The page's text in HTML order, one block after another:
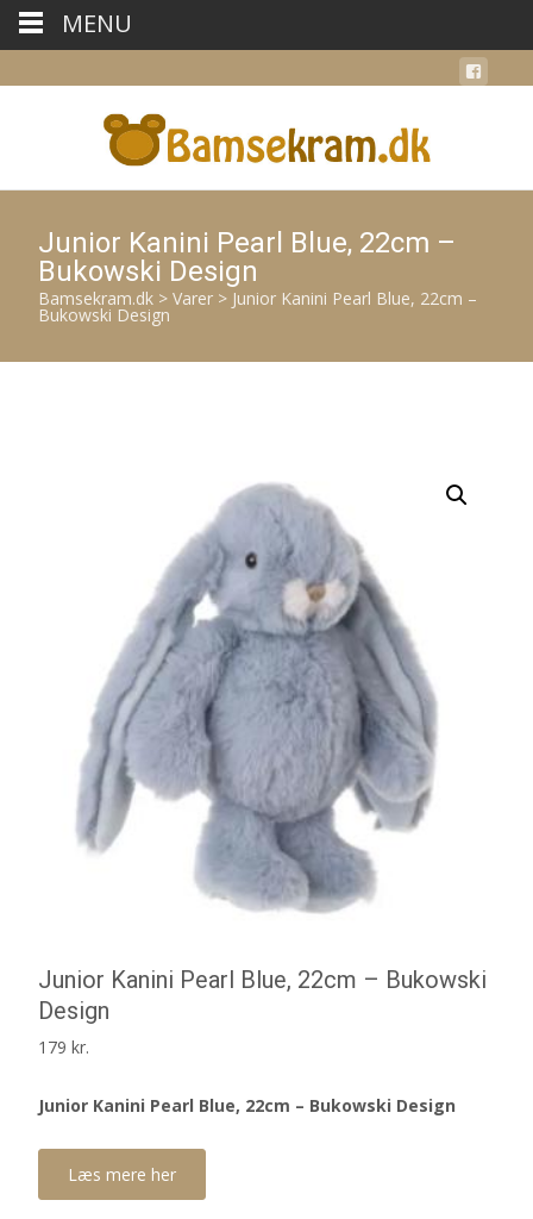
Junior Kanini Pearl Blue, 22cm –
Bukowski Design
Bamsekram.dk > Varer > Junior Kanini Pearl Blue, 22cm –
Bukowski Design
Junior Kanini Pearl Blue, 22cm – Bukowski
Design
179 kr.
Junior Kanini Pearl Blue, 22cm – Bukowski Design
Læs mere her
MENU